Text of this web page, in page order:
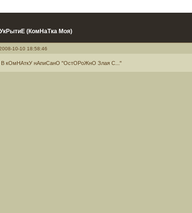
(КомНаТка Моя)
10-10 18:58:46
В кОмНАткУ нАпиСанО "ОстОРоЖнО Злая С..."